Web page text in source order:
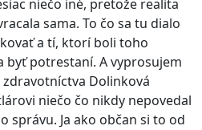
niečo iné, pretože realita
sama. To čo sa tu dialo
a tí, ktorí boli toho
byť potrestaní. A vyprosujem
Dolinková
niečo čo nikdy nepovedal
správu. Ja ako občan si to od